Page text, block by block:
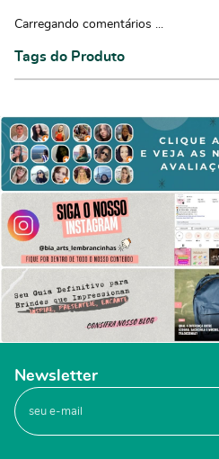
Carregando comentários ...
Tags do Produto
Newsletter